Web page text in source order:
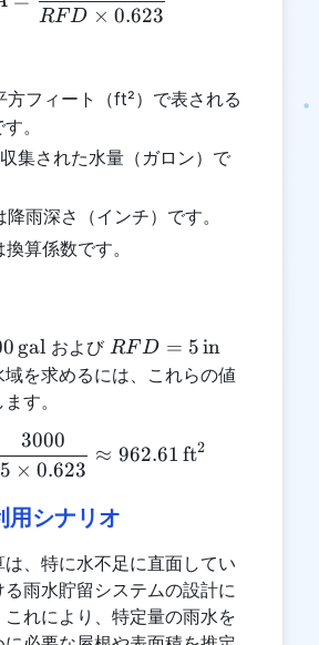
RFD × 0.623
方フィート（ft²）で表される
。
集された水量（ガロン）で
降雨深さ（インチ）です。
算係数です。
gal およびRFD = 5
\,
RF D = 5 in
を求めるには、これらの値
す。
CA = \frac{3000}{5
5 × 0.623
3000
≈ 962.61 ft2
用シナリオ
、特に水不足に直面してい
る雨水貯留システムの設計に
れにより、特定量の雨水を